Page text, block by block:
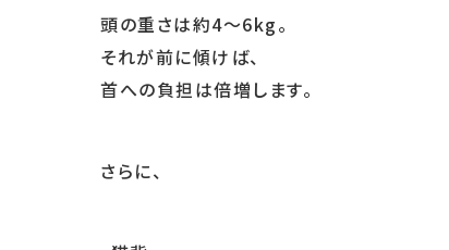
頭の重さは約4〜6kg。
それが前に傾けば、
首への負担は倍増します。
さらに、